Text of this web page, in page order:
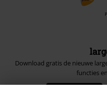
Download gratis de nieuwe
functies